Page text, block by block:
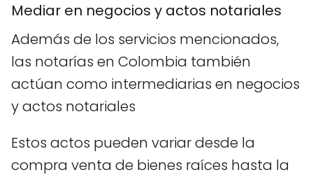
Mediar en negocios y actos notariales
Además de los servicios mencionados,
las notarías en Colombia también
actúan como intermediarias en negocios
y actos notariales
Estos actos pueden variar desde la
compra venta de bienes raíces hasta la